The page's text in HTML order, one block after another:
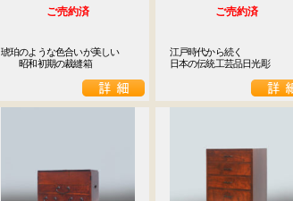
ご売約済
琥珀のような色合いが美しい
昭和初期の裁縫箱
ご売約済
江戸時代から続く
日本の伝統工芸品日光彫